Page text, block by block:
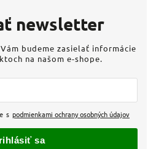
newsletter
budeme zasielať informácie
na našom e-shope.
s podmienkami ochrany osobných údajov
sa